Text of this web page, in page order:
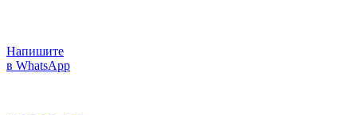
Напишите
в WhatsApp